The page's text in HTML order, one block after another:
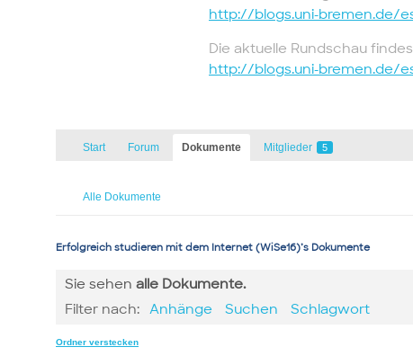
http://blogs.uni-bremen.de/
Die aktuelle Rundschau
http://blogs.uni-bremen.de/
Start Forum Dokumente Mitglieder 5
Alle Dokumente
Erfolgreich studieren mit dem Internet (WiSe16)’s Dokumente
Sie sehen alle Dokumente.
Filter nach: Anhänge Suchen Schlagwort
Ordner verstecken